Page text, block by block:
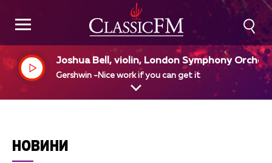
Joshua Bell, violin, London Symphony
a
Gershwin -Nice work if you can get it
НОВИНИ